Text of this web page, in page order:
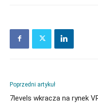
Poprzedni artykuł
7levels wkracza na rynek